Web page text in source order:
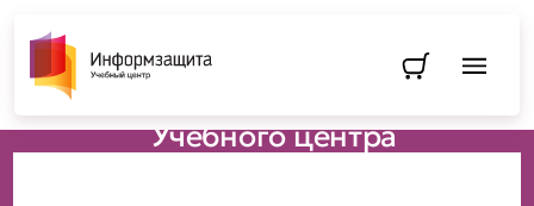
Перейти
«Информзащита»
Учебного центра